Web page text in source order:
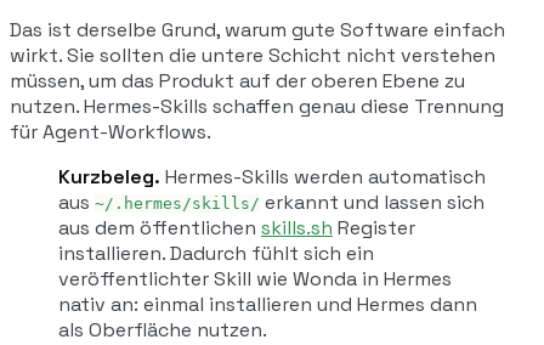
Das ist derselbe Grund, warum gute Software einfach
wirkt. Sie sollten die untere Schicht nicht verstehen
müssen, um das Produkt auf der oberen Ebene zu
nutzen. Hermes-Skills schaffen genau diese Trennung
für Agent-Workflows.
Kurzbeleg. Hermes-Skills werden automatisch
aus ~/.hermes/skills/ erkannt und lassen sich
aus dem öffentlichen skills.sh Register
installieren. Dadurch fühlt sich ein
veröffentlichter Skill wie Wonda in Hermes
nativ an: einmal installieren und Hermes dann
als Oberfläche nutzen.